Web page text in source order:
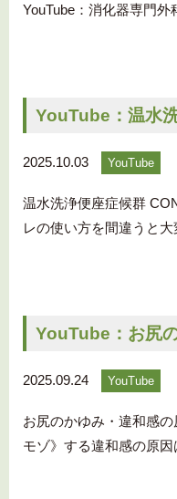
YouTube：消化器専門
YouTube：温水
2025.10.03 YouTube
温水洗浄便座症候群
レの使い方を間違うと
YouTube：お尻
2025.09.24 YouTube
お尻のかゆみ・違和感
モゾ》する違和感の原